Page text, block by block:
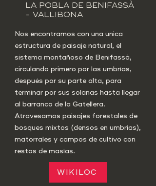
LA POBLA DE BENIFASSÀ
- VALLIBONA
Nos encontramos con una única
estructura de paisaje natural, el
sistema montañoso de Benifassà,
circulando primero por las umbrías,
después por su parte alta, para
terminar por sus solanas hasta llegar
al barranco de la Gatellera.
Atravesamos paisajes forestales de
bosques mixtos (densos en umbrías),
matorrales y campos de cultivo con
restos de masías.
WIKILOC